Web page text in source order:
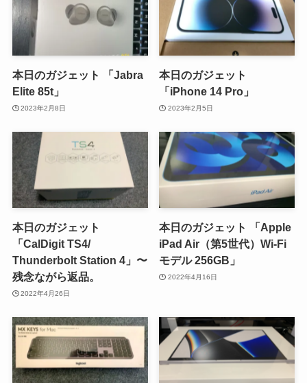
本日のガジェット 「Jabra
Elite 85t」
2023年2月8日
本日のガジェット
「iPhone 14 Pro」
2023年2月5日
本日のガジェット
「CalDigit TS4/
Thunderbolt Station 4」〜
残念ながら返品。
2022年4月26日
本日のガジェット 「Apple
iPad Air（第5世代）Wi-Fi
モデル 256GB」
2022年4月16日